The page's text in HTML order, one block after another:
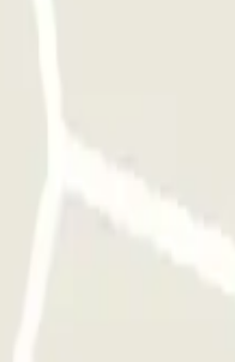
auto libero.
il localizzatore della
se non chiami il citofono